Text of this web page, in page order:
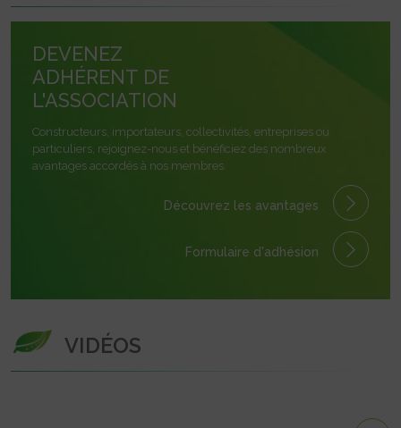
DEVENEZ
ADHÉRENT DE
L'ASSOCIATION
Constructeurs, importateurs, collectivités, entreprises ou
particuliers, rejoignez-nous et bénéficiez des nombreux
avantages accordés à nos membres.
Découvrez les avantages
Formulaire d'adhésion
VIDÉOS